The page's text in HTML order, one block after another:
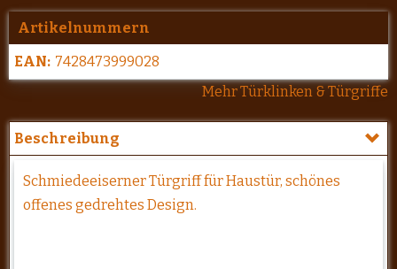
Artikelnummern
EAN: 7428473999028
Mehr Türklinken & Türgriffe
Beschreibung
Schmiedeeiserner Türgriff für Haustür, schönes
offenes gedrehtes Design.